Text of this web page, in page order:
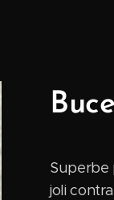
Superbe
joli